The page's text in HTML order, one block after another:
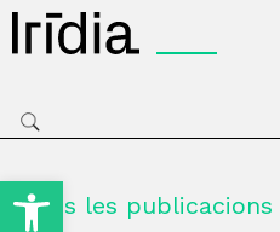
Obre la barra d'eines
Totes les publicacions